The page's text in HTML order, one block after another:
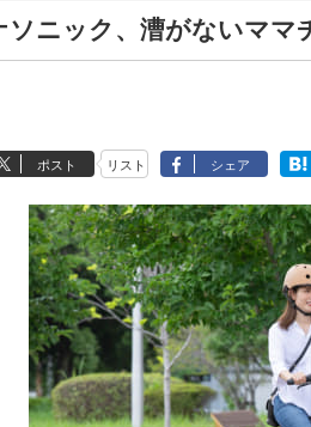
ソニック、漕がないマ
ポスト リスト シェア